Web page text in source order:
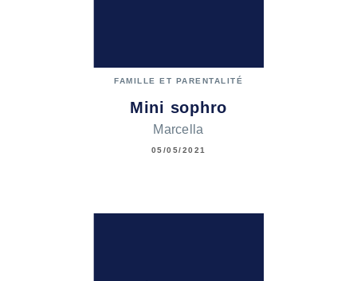
FAMILLE ET PARENTALITÉ
Mini sophro
Marcella
05/05/2021